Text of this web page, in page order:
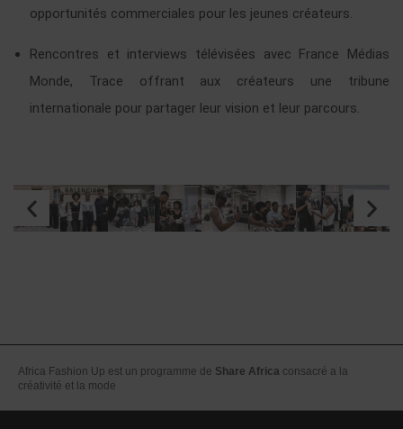
opportunités commerciales pour les jeunes créateurs.
Rencontres et interviews télévisées avec France Médias
Monde, Trace offrant aux créateurs une tribune
internationale pour partager leur vision et leur parcours.
Africa Fashion Up est un programme de Share Africa consacré a la
créativité et la mode